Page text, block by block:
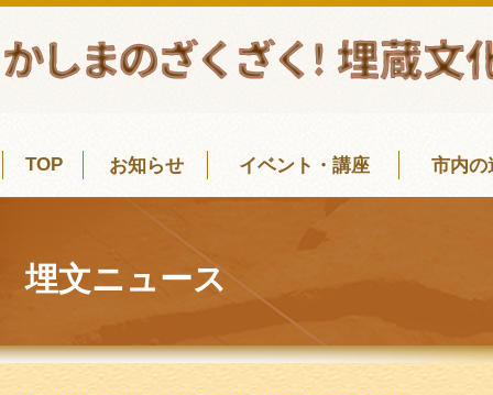
TOP お知らせ イベント・講座 市内の
埋文ニュース